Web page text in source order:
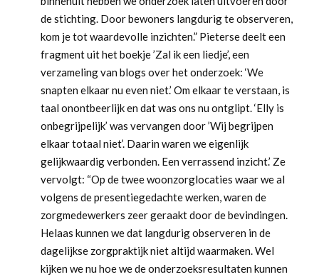
de stichting. Door bewoners langdurig te observeren,
kom je tot waardevolle inzichten.” Pieterse deelt een
fragment uit het boekje ’Zal ik een liedje’, een
verzameling van blogs over het onderzoek: ‘We
snapten elkaar nu even niet.’ Om elkaar te verstaan, is
taal onontbeerlijk en dat was ons nu ontglipt. ‘Elly is
onbegrijpelijk’ was vervangen door ’Wij begrijpen
elkaar totaal niet’. Daarin waren we eigenlijk
gelijkwaardig verbonden. Een verrassend inzicht.’ Ze
vervolgt: “Op de twee woonzorglocaties waar we al
volgens de presentiegedachte werken, waren de
zorgmedewerkers zeer geraakt door de bevindingen.
Helaas kunnen we dat langdurig observeren in de
dagelijkse zorgpraktijk niet altijd waarmaken. Wel
kijken we nu hoe we de onderzoeksresultaten kunnen